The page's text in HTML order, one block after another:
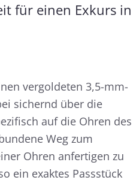
für einen Exkurs in
vergoldeten 3,5-mm-
sichernd über die
auf die Ohren des
Weg zum
Ohren anfertigen zu
ein exaktes Passstück